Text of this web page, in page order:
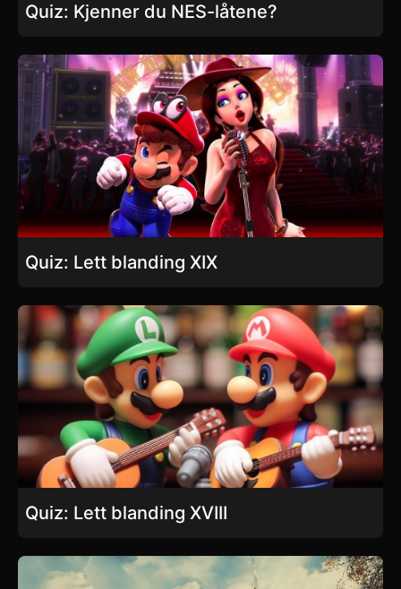
Quiz: Kjenner du NES-låtene?
Quiz: Lett blanding XIX
Quiz: Lett blanding XVIII